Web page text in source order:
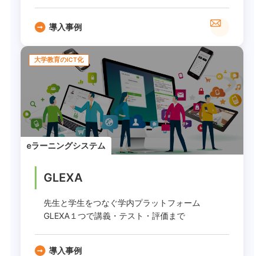
導入事例
大学教育のICT化
eラーニングシステム
GLEXA
先生と学生をつなぐ学内プラットフォーム
GLEXA１つで講義・テスト・評価まで
導入事例